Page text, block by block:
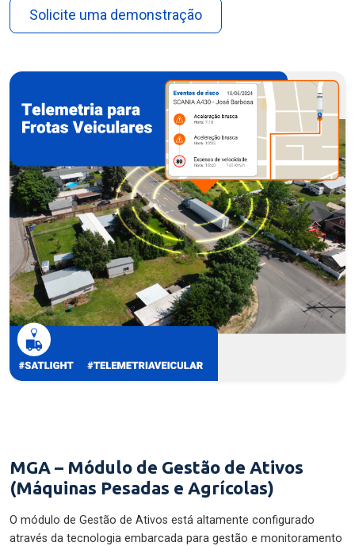
Solicite uma demonstração
MGA – Módulo de Gestão de Ativos
(Máquinas Pesadas e Agrícolas)
O módulo de Gestão de Ativos está altamente configurado
através da tecnologia embarcada para gestão e monitoramento